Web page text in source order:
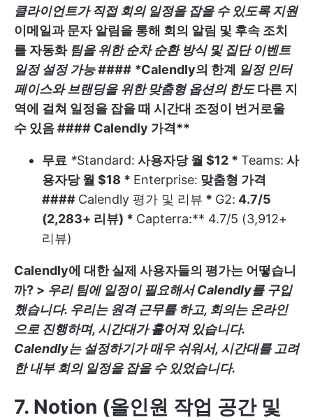
클라이언트가 직접 회의 일정을 잡을 수 있도록 지원
이메일과 문자 알림을 통해 회의 알림 및 후속 조치
를 자동화 팀을 위한 순차 순환 방식 및 집단 이벤트
일정 설정 가능 #### *Calendly의 한계 일정 인터
페이스와 브랜딩을 위한 맞춤형 옵션의 한도다른 지
역에 걸쳐 일정을 잡을 때 시간대 조정이 번거로울
수 있음 #### Calendly 가격**
무료 *Standard: 사용자당 월 $12 * Teams: 사
용자당 월 $18 * Enterprise: 맞춤형 가격
#### Calendly 평가 및 리뷰 * G2: 4.7/5
(2,283+ 리뷰) * Capterra:** 4.7/5 (3,912+
리뷰)
Calendly에 대한 실제 사용자들의 평가는 어떻습니
까? > 우리 팀에 일정이 필요해서 Calendly를 구입
했습니다. 우리는 원격 근무를 하고, 회의는 온라인
으로 진행하며, 시간대가 흩어져 있습니다.
Calendly는 설정하기가 매우 쉬워서, 시간대를 고려
한 내부 회의 일정을 잡을 수 있었습니다.
7. Notion (올인원 작업 공간 및